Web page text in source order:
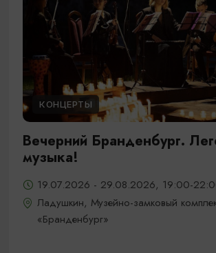
КОНЦЕРТЫ
Вечерний Бранденбург.
музыка!
19.07.2026 - 29.08.2026, 19:00-
Ладушкин, Музейно-замковый
«Бранденбург»